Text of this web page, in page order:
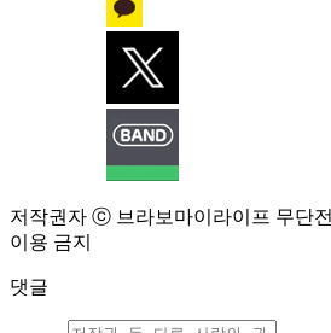
저작권자 ⓒ 브라보마이라이프 무단
이용 금지
댓글